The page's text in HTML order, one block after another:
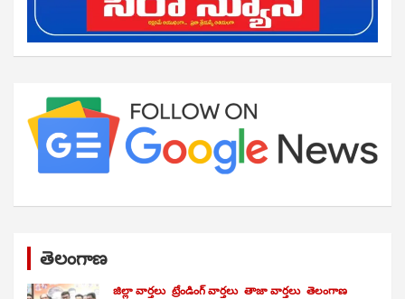
తెలంగాణ
జిల్లా వార్తలు ట్రేండింగ్ వార్తలు తాజా వార్తలు తెలంగాణ